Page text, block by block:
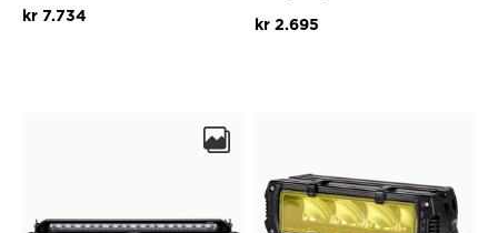
kr7.734
kr 2.695